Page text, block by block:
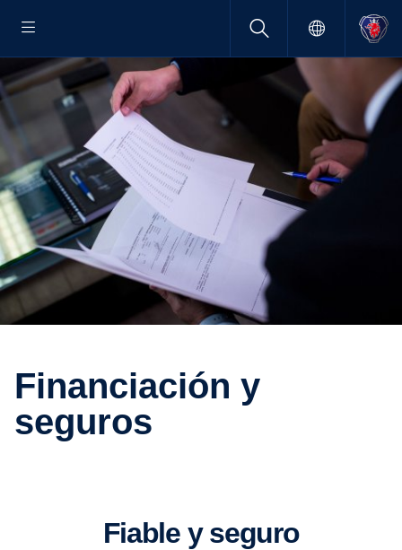
Finan­cia­ción y
seguros
Fiable y seguro